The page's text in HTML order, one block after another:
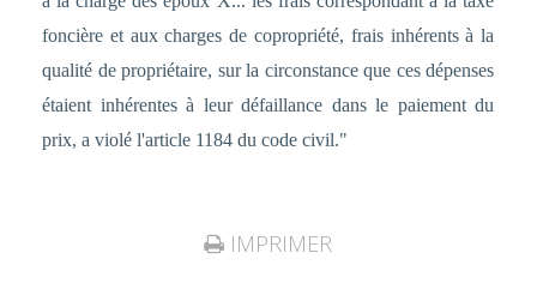
foncière et aux charges de copropriété, frais inhérents à la
qualité de propriétaire, sur la circonstance que ces dépenses
étaient inhérentes à leur défaillance dans le paiement du
prix, a violé l'article 1184 du code civil."
IMPRIMER